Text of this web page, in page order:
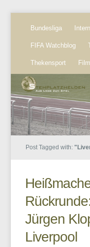
Bundesliga
FIFA Watchblog
Thekensport
Post Tagged with:
Jürgen
Liverpool